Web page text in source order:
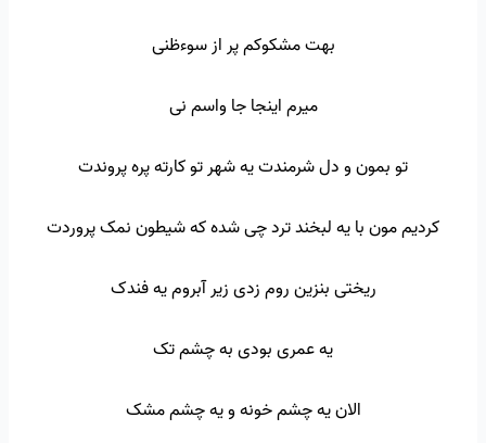
بهت مشکوکم پر از سوءظنی
میرم اینجا جا واسم نی
تو بمون و دل شرمندت یه شهر تو کارته پره پروندت
کردیم مون با یه لبخند ترد چی شده که شیطون نمک پروردت
ریختی بنزین روم زدی زیر آبروم یه فندک
یه عمری بودی به چشم تک
الان یه چشم خونه و یه چشم مشک